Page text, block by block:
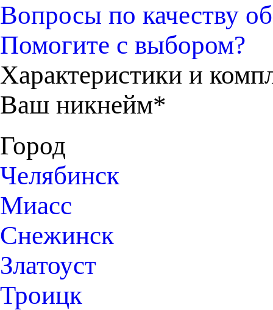
Вопросы по качеству
Помогите с выбором?
Характеристики и
Ваш никнейм*
Город
Челябинск
Миасс
Снежинск
Златоуст
Троицк